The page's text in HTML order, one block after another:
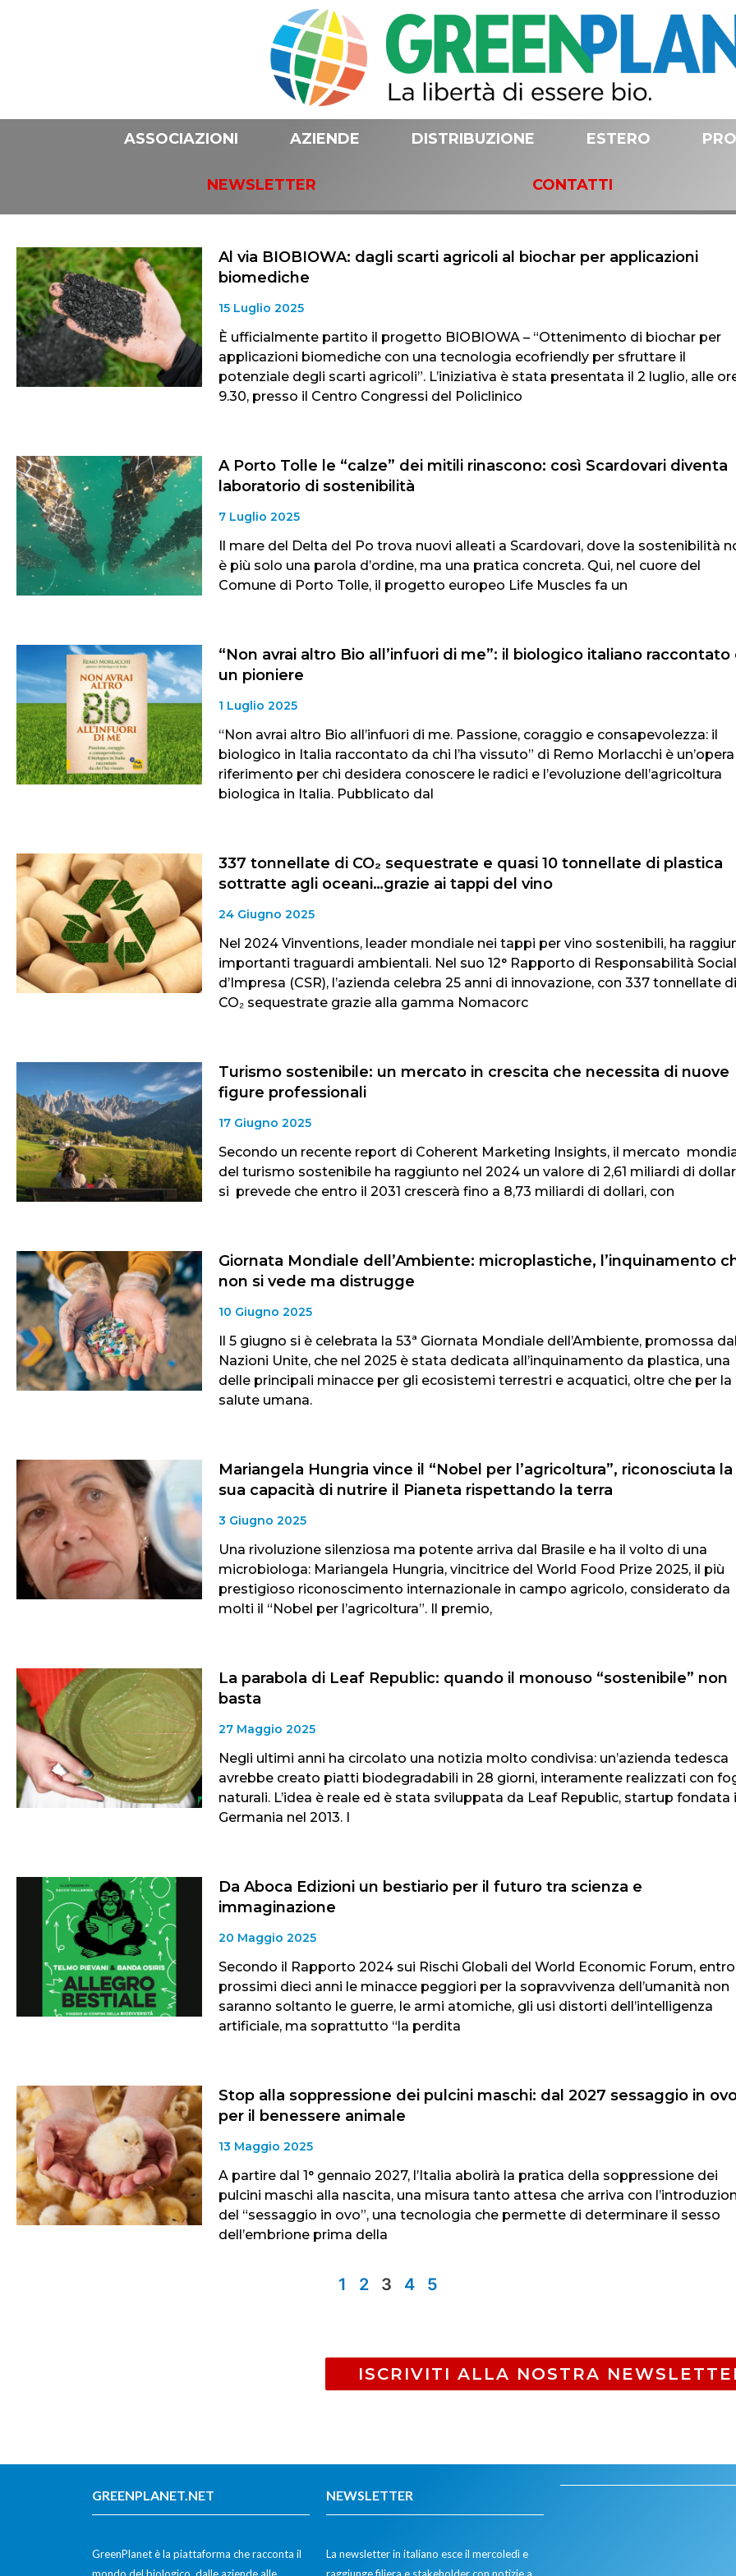
ASSOCIAZIONI AZIENDE DISTRIBUZIONE ESTERO
NEWSLETTER CONTATTI
Al via BIOBIOWA: dagli scarti agricoli al biochar per applicazioni
biomediche
15 Luglio 2025
È ufficialmente partito il progetto BIOBIOWA – “Ottenimento di biochar per
applicazioni biomediche con una tecnologia ecofriendly per sfruttare il
potenziale degli scarti agricoli”. L’iniziativa è stata presentata il 2 luglio, alle
9.30, presso il Centro Congressi del Policlinico
A Porto Tolle le “calze” dei mitili rinascono: così Scardovari diventa
laboratorio di sostenibilità
7 Luglio 2025
Il mare del Delta del Po trova nuovi alleati a Scardovari, dove la sostenibilità
è più solo una parola d’ordine, ma una pratica concreta. Qui, nel cuore del
Comune di Porto Tolle, il progetto europeo Life Muscles fa un
“Non avrai altro Bio all’infuori di me”: il biologico italiano raccontato
un pioniere
1 Luglio 2025
“Non avrai altro Bio all’infuori di me. Passione, coraggio e consapevolezza: il
biologico in Italia raccontato da chi l’ha vissuto” di Remo Morlacchi è
riferimento per chi desidera conoscere le radici e l’evoluzione dell’agricoltura
biologica in Italia. Pubblicato dal
337 tonnellate di CO₂ sequestrate e quasi 10 tonnellate di plastica
sottratte agli oceani…grazie ai tappi del vino
24 Giugno 2025
Nel 2024 Vinventions, leader mondiale nei tappi per vino sostenibili, ha
importanti traguardi ambientali. Nel suo 12° Rapporto di Responsabilità
d’Impresa (CSR), l’azienda celebra 25 anni di innovazione, con 337 tonnellate di
CO₂ sequestrate grazie alla gamma Nomacorc
Turismo sostenibile: un mercato in crescita che necessita di nuove
figure professionali
17 Giugno 2025
Secondo un recente report di Coherent Marketing Insights, il mercato
del turismo sostenibile ha raggiunto nel 2024 un valore di 2,61 miliardi di
si prevede che entro il 2031 crescerà fino a 8,73 miliardi di dollari, con
Giornata Mondiale dell’Ambiente: microplastiche, l’inquinamento
non si vede ma distrugge
10 Giugno 2025
Il 5 giugno si è celebrata la 53ª Giornata Mondiale dell’Ambiente, promossa
Nazioni Unite, che nel 2025 è stata dedicata all’inquinamento da plastica, una
delle principali minacce per gli ecosistemi terrestri e acquatici, oltre che per la
salute umana.
Mariangela Hungria vince il “Nobel per l’agricoltura”, riconosciuta la
sua capacità di nutrire il Pianeta rispettando la terra
3 Giugno 2025
Una rivoluzione silenziosa ma potente arriva dal Brasile e ha il volto di una
microbiologa: Mariangela Hungria, vincitrice del World Food Prize 2025, il più
prestigioso riconoscimento internazionale in campo agricolo, considerato da
molti il “Nobel per l’agricoltura”. Il premio,
La parabola di Leaf Republic: quando il monouso “sostenibile” non
basta
27 Maggio 2025
Negli ultimi anni ha circolato una notizia molto condivisa: un’azienda tedesca
avrebbe creato piatti biodegradabili in 28 giorni, interamente realizzati con
naturali. L’idea è reale ed è stata sviluppata da Leaf Republic, startup fondata
Germania nel 2013. I
Da Aboca Edizioni un bestiario per il futuro tra scienza e
immaginazione
20 Maggio 2025
Secondo il Rapporto 2024 sui Rischi Globali del World Economic Forum, entro
prossimi dieci anni le minacce peggiori per la sopravvivenza dell’umanità non
saranno soltanto le guerre, le armi atomiche, gli usi distorti dell’intelligenza
artificiale, ma soprattutto “la perdita
Stop alla soppressione dei pulcini maschi: dal 2027 sessaggio in
per il benessere animale
13 Maggio 2025
A partire dal 1° gennaio 2027, l’Italia abolirà la pratica della soppressione dei
pulcini maschi alla nascita, una misura tanto attesa che arriva con
del “sessaggio in ovo”, una tecnologia che permette di determinare il sesso
dell’embrione prima della
1 2 3 4 5
ISCRIVITI ALLA NOSTRA
GREENPLANET.NET
GreenPlanet è la piattaforma che racconta il
NEWSLETTER
La newsletter in italiano esce il mercoledì e